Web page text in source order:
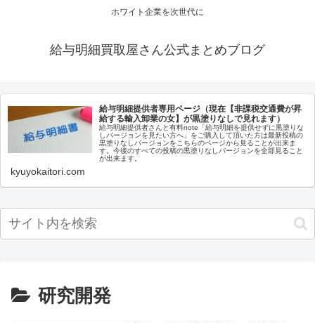
ホワイト企業を次世代に
給与明細買取屋さん公式まとめブログ
給与明細提供者専用ページ（現在【非課税交通費が昇
給する輸入卸業の女】が黒塗りなしで見れます）
給与明細提供者さんと有料note「給与明細を提供せずに黒塗りな
しバージョンを見たい方へ」をご購入して頂いた方は最新投稿の
黒塗りなしバージョンをこちらのページから見ることが出来ま
す。今後のすべての投稿の黒塗りなしバージョンを全部見ること
が出来ます。
kyuyokaitori.com
研究開発